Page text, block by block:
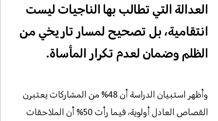
العدالة التي تطالب بها الناجيات ليست
انتقامية، بل تصحيح لمسار تاريخي من
الظلم وضمان لعدم تكرار المأساة.
وأظهر استبيان الدراسة أن 48% من المشاركات يعتبرن
القصاص العادل أولوية، فيما رأت 50% أن الملاحقات